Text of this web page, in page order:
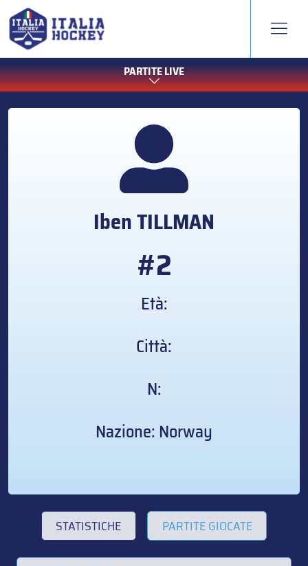
PARTITE LIVE
IbenTILLMAN
#2
Età:
Città:
N:
Nazione: Norway
STATISTICHE PARTITE GIOCATE